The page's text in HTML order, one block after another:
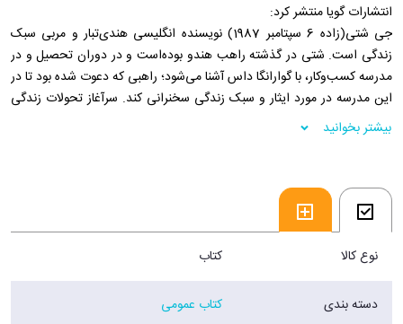
انتشارات گویا منتشر کرد:
جی شتی(زاده 6 سپتامبر 1987) نویسنده انگلیسی هندی‌تبار و مربی سبک
زندگی است. شتی در گذشته راهب هندو بوده‌است و در دوران تحصیل و در
مدرسه کسب‌و‌کار، با گوارانگا داس آشنا می‌شود؛ راهبی که دعوت شده بود تا در
این مدرسه در مورد ایثار و سبک زندگی سخنرانی کند. سرآغاز تحولات زندگی
او پس از همین آشنایی شکل گرفته و مسیر تبدیل شدن او به یک عارف آغاز
می‌شود. این کتاب زندگی جی شتی، تحولات شخصیتی او پس از آشنا شدن با
واسطه تغییر نگرش و به دست آوردن اندیشه عارفانه در او به وجود‌آمده را از
زبان خود او روایت می‌کند.
فروشگاه اینترنتی 30بوک
بیشتر بخوانید
نوع کالا کتاب
دسته بندی کتاب عمومی